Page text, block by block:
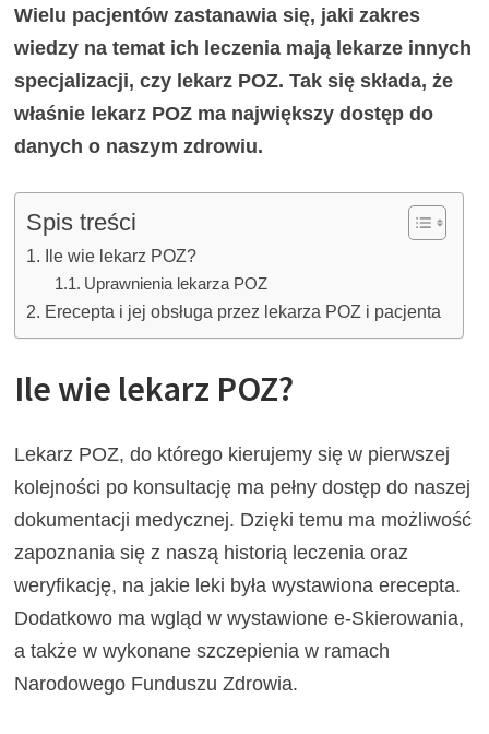
Wielu pacjentów zastanawia się, jaki zakres
wiedzy na temat ich leczenia mają lekarze innych
specjalizacji, czy lekarz POZ. Tak się składa, że
właśnie lekarz POZ ma największy dostęp do
danych o naszym zdrowiu.
Spis treści
Ile wie lekarz POZ?
Uprawnienia lekarza POZ
Erecepta i jej obsługa przez lekarza POZ i pacjenta
Ile wie lekarz POZ?
Lekarz POZ, do którego kierujemy się w pierwszej
kolejności po konsultację ma pełny dostęp do naszej
dokumentacji medycznej. Dzięki temu ma możliwość
zapoznania się z naszą historią leczenia oraz
weryfikację, na jakie leki była wystawiona erecepta.
Dodatkowo ma wgląd w wystawione e-Skierowania,
a także w wykonane szczepienia w ramach
Narodowego Funduszu Zdrowia.